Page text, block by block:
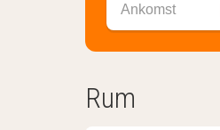
Ankomst
Rum